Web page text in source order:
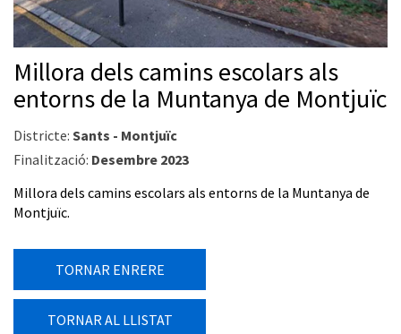
Millora dels camins escolars als
entorns de la Muntanya de Montjuïc
Districte: Sants - Montjuïc
Finalització: Desembre 2023
Millora dels camins escolars als entorns de la Muntanya de
Montjuïc.
TORNAR ENRERE
TORNAR AL LLISTAT